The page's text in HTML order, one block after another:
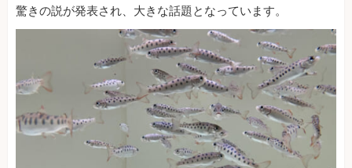
驚きの説が発表され、大きな話題となっています。